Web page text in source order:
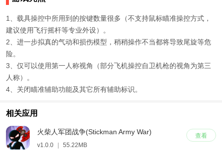
1、载具操控中所用到的按键数量很多（不支持鼠标瞄准操控方式，
建议使用飞行摇杆等专业外设）。
2、进一步拟真的气动和损伤模型，稍稍操作不当都将导致尾旋等危
险。
3、仅可以使用第一人称视角（部分飞机操控自卫机枪的视角为第三
人称）。
4、关闭瞄准辅助功能及其它所有辅助标识。
相关应用
查看
火柴人军团战争(Stickman Army War)
v1.0.0 55.22MB